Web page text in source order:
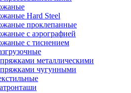
Hard Steel
проклепанные
с аэрографией
с тиснением
металлическими
чугунными